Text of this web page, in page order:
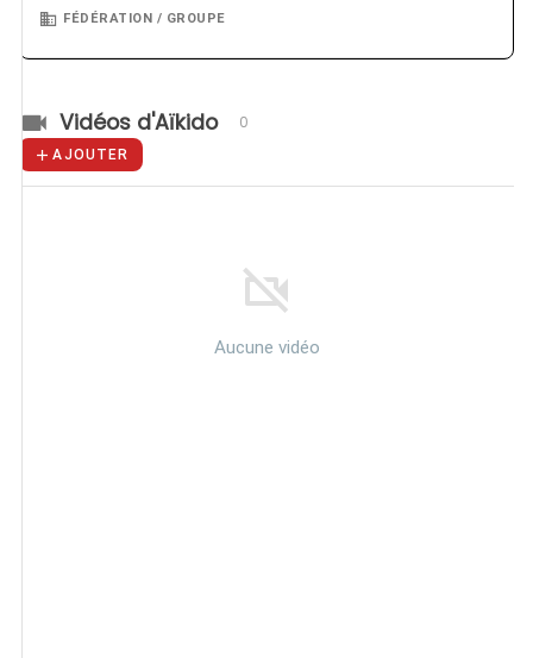
FÉDÉRATION / GROUPE
Vidéos d'Aïkido 0
AJOUTER
Aucune vidéo